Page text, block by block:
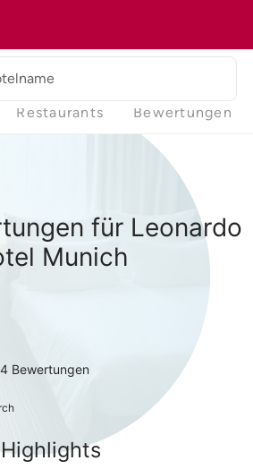
Restaurants Bewertungen
für Leonardo
Munich
Bewertungen